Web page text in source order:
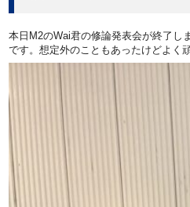
本日M2のWai君の修論発表会が終了し
です。想定外のこともあったけどよく